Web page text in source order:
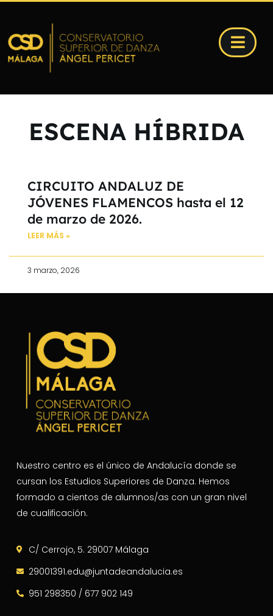
ESCENA HÍBRIDA
CIRCUITO ANDALUZ DE
JÓVENES FLAMENCOS hasta el 12
de marzo de 2026.
LEER MÁS »
3 marzo, 2026
Nuestro centro es el único de Andalucía donde se
cursan los Estudios Superiores de Danza. Hemos
formado a cientos de alumnos/as con un gran nivel
de cualificación.
C/ Cerrojo, 5. 29007 Málaga
29001391.edu@juntadeandalucia.es
951 298350 / 677 902 149